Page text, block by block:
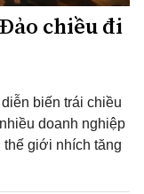
chiều đi
biến trái chiều
doanh nghiệp
thế giới nhích tăng